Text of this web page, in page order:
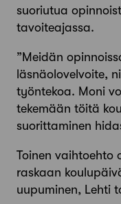
suoriutua
tavoiteajassa.
”Meidän
läsnäolovelvoite,
työntekoa. Moni
tekemään töitä
suorittaminen
Toinen vaihtoehto
raskaan
uupuminen, Lehti